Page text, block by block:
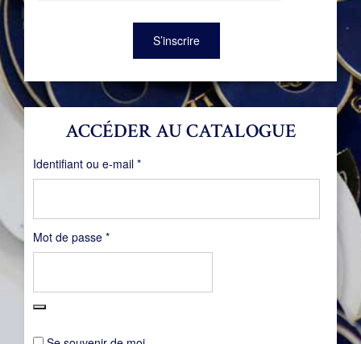
ACCÉDER AU CATALOGUE
Identifiant ou e-mail *Obligatoire
Mot de passe *Obligatoire
S’inscrire